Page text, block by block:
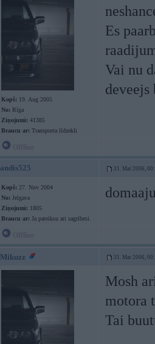
Kopš: 19. Aug 2005
No: Rīga
Ziņojumi: 41385
Braucu ar: Transporta līdzekli
Es
Vai nu
andis525 31. Mar 2006,
Kopš: 27. Nov 2004
No: Jelgava
Ziņojumi: 1805
Braucu ar: Ja pateiksu ari sagribesi.
Mikuzz 31. Mar 2006,
Mosh
motora
Tai